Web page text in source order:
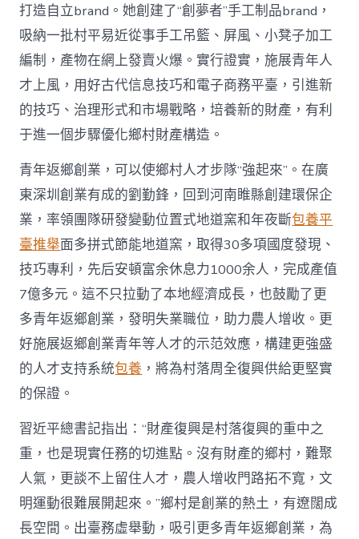
打造自立brand。她創建了“創夢者”手工制品brand，
吸納一批村平易近從事手工吊籃、屏風、小凳子加工
編制，產物在網上發賣火爆。實行證實，施展青年人
才上風，用好古代信息技巧和電子商務平臺，引進新
的技巧、治理形式和市場戰略，培養新的財產，有利
于進一個步驟優化鄉村財產構造。
青年返鄉創業，可以使鄉村人才步隊“強起來”。在廣
東深圳創業有成的劉勤鋒，回到河南睢縣創建環保企
業，率領團隊研發變動位置式地道窯和年夜斷包養平
臺推舉面多拼式節能地道窯，取得30多項國度發現、
技巧專利，先后安頓富余休息力1000余人，完成產值
7億多元。這不只拉動了本地經濟成長，也鼓勵了更
多青年返鄉創業，發明失業職位，助力農人增收。更
好施展返鄉創業青年等人才的示范效應，構建更強盛
的人才支持系統包養 ，將為村落周全復興供給更堅實
的保證。
習近平總書記指出：“財產復興是村落復興的重中之
重，也是現實任務的切進點。沒有財產的鄉村，難聚
人氣，更談不上留住人才，農人增收門路拓不寬，文
明運動很難展開起來。”鄉村是創業的熱土，有遼闊成
長空間。出臺務虛舉動，吸引更多青年返鄉創業，為